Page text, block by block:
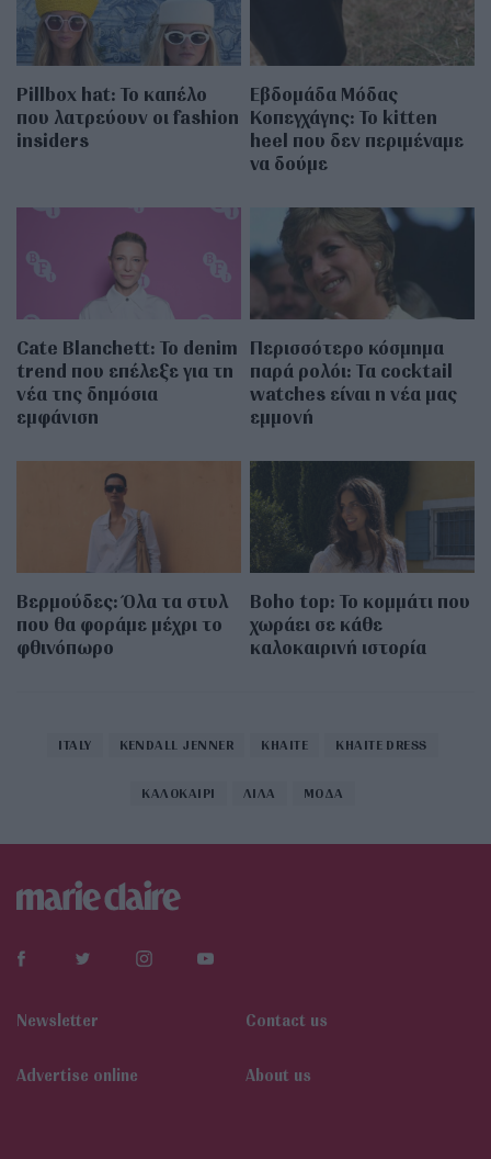
Pillbox hat: Το καπέλο
που λατρεύουν οι fashion
insiders
Εβδομάδα Μόδας
Κοπεγχάγης: Το kitten
heel που δεν περιμέναμε
να δούμε
Cate Blanchett: Το denim
trend που επέλεξε για τη
νέα της δημόσια
εμφάνιση
Περισσότερο κόσμημα
παρά ρολόι: Τα cocktail
watches είναι η νέα μας
εμμονή
Βερμούδες: Όλα τα στυλ
που θα φοράμε μέχρι το
φθινόπωρο
Boho top: Το κομμάτι που
χωράει σε κάθε
καλοκαιρινή ιστορία
ITALY KENDALL JENNER KHAITE KHAITE DRESS
ΚΑΛΟΚΑΙΡΙ ΛΙΛΑ ΜΟΔΑ
Newsletter Contact us
Αdvertise online About us